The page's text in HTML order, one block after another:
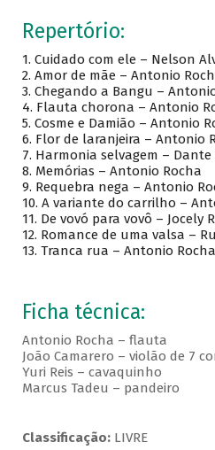
Repertório:
1. Cuidado com ele – Nelson
2. Amor de mãe – Antonio
3. Chegando a Bangu –
4. Flauta chorona – Antonio
5. Cosme e Damião – Antonio
6. Flor de laranjeira – Antonio
7. Harmonia selvagem –
8. Memórias – Antonio Rocha
9. Requebra nega – Antonio
10. A variante do carrilho –
11. De vovó para vovô – Jocely
12. Romance de uma valsa –
13. Tranca rua – Antonio Rocha
Ficha técnica:
Antonio Rocha – flauta
João Camarero – violão de 7
Yuri Reis – cavaquinho
Marcus Tadeu – pandeiro
Classificação:LIVRE